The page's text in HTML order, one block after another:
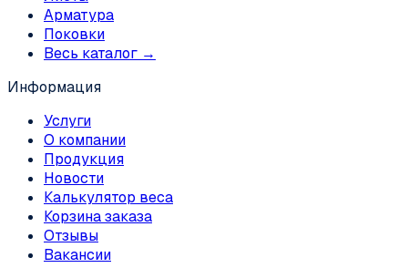
Арматура
Поковки
Весь каталог →
Информация
Услуги
О компании
Продукция
Новости
Калькулятор веса
Корзина заказа
Отзывы
Вакансии